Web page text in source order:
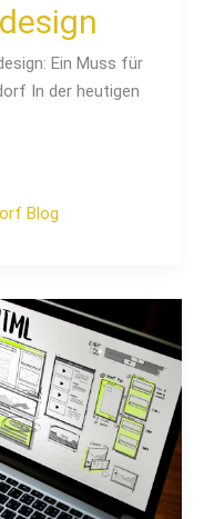
Ein Muss für
In der heutigen
Blog